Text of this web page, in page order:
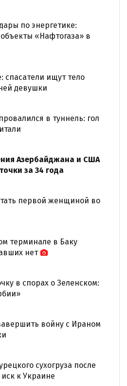
по энергетике:
«Нафтогаза» в
спасатели ищут тело
девушки
в туннель: гол
Азербайджана и США
за 34 года
первой женщиной во
терминале в Баку
нет
в спорах о Зеленском:
войну с Ираном
сухогруза после
иск к Украине